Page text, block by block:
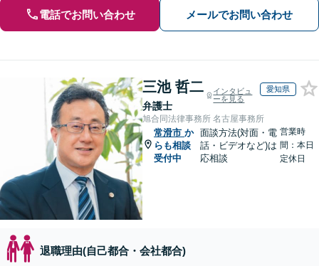
電話でお問い合わせ メールでお問い合わせ
三池 哲二
弁護士
インタビュ
ーを見る
愛知県
旭合同法律事務所 名古屋事務所
常滑市 か
らも相談
受付中
面談方法(対面・電
話・ビデオなど)は
応相談
営業時
間：本日
定休日
退職理由(自己都合・会社都合)